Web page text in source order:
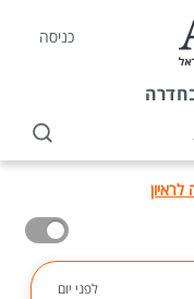
כניסה
לפני יום